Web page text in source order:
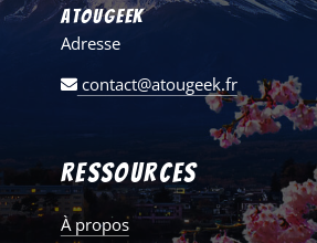
AtouGeek
Adresse
contact@atougeek.fr
Ressources
À propos